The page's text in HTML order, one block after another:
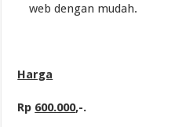
web dengan mudah.
Harga
Rp 600.000,-.